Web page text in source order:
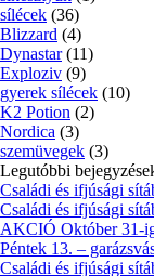
sílécek (36)
Blizzard (4)
Dynastar (11)
Exploziv (9)
gyerek sílécek (10)
K2 Potion (2)
Nordica (3)
szemüvegek (3)
Legutóbbi
Családi és ifjúsági
Családi és ifjúsági
AKCIÓ Október 31-
Péntek 13. –
Családi és ifjúsági